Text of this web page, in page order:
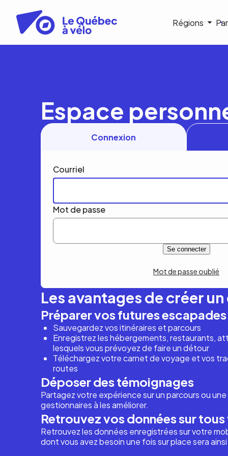
contenu
principal
Régions
Espace
Connexion
Courriel
Mot de passe
Mot de passe oublié
Les avantages de créer
Préparer vos futures escapades
Sauvegardez vos itinéraires et parcours
Enregistrez les hébergements, restaurants,
lesquels vous prévoyez de faire un détour
Téléchargez votre carnet de voyage et vos
routes
Déposer des témoignages
Partagez votre expérience sur un parcours ou
gestionnaires à les améliorer.
Retrouvez vos données sur
Retrouvez les données enregistrées sur votre
dont vous avez besoin une fois sur place sera